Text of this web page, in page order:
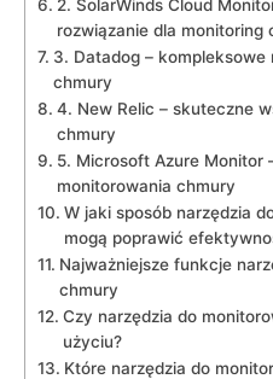
2. SolarWinds Cloud⁣
rozwiązanie⁣ dla ​monitoring
3.​ Datadog –⁣ kompleksowe
chmury
4. New Relic ⁢– skuteczne
chmury
5. Microsoft⁢ Azure Monitor
‌monitorowania chmury
W jaki sposób narzędzia
mogą poprawić​
Najważniejsze‌ funkcje
chmury
Czy‌ narzędzia do
użyciu?
Które‍ narzędzia ​do